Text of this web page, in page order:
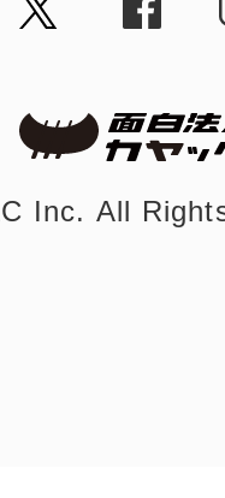
Inc. All